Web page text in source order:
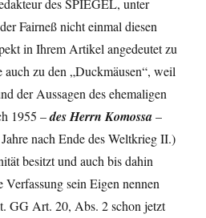
des SPIEGEL, unter
Fairneß nicht einmal diesen
in Ihrem Artikel angedeutet zu
auch zu den „Duckmäusen“, weil
der Aussagen des ehemaligen
1955 –des Herrn Komossa–
nach Ende des Weltkrieg II.)
besitzt und auch bis dahin
sein Eigen nennen
GG Art. 20, Abs. 2 schon jetzt